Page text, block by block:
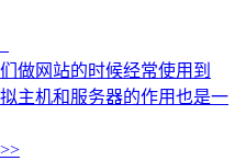
做网站的时候经常使用到
主机和服务器的作用也是一